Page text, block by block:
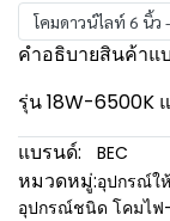
โคมดาวน์ไลท์ 6 นิ้ว -
คำอธิบายสินค้าแ
รุ่น 18W-6500K
แบรนด์:
BEC
หมวดหมู่:อุปกรณ์ใ
อุปกรณ์ชนิด โคมไฟ